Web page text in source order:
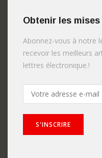
Obtenir les
Abonnez-vous à notre
recevoir les meilleurs
lettres électronique.!